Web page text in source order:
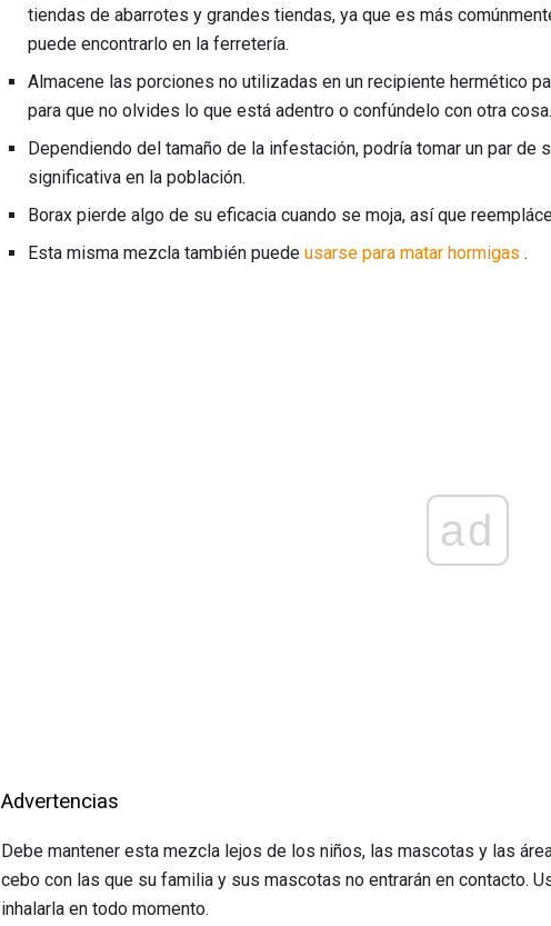
tiendas de abarrotes y grandes tiendas, ya que es más
puede encontrarlo en la ferretería.
Almacene las porciones no utilizadas en un recipiente hermético
para que no olvides lo que está adentro o confúndelo con otra cosa.
Dependiendo del tamaño de la infestación, podría tomar un par de
significativa en la población.
Borax pierde algo de su eficacia cuando se moja, así que
Esta misma mezcla también puede usarse para matar hormigas .
ad
Advertencias
Debe mantener esta mezcla lejos de los niños, las mascotas y las
cebo con las que su familia y sus mascotas no entrarán en contacto.
inhalarla en todo momento.